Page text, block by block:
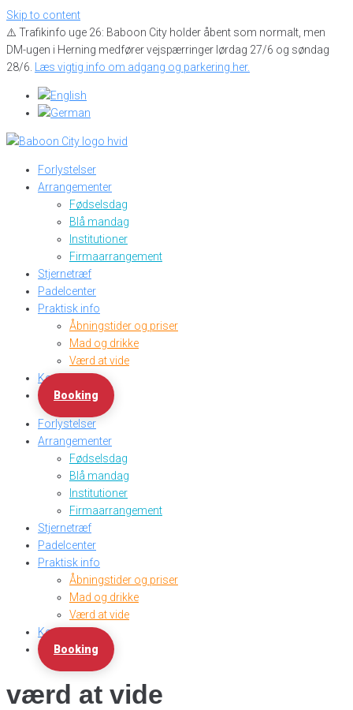
Skip to content
⚠️ Trafikinfo uge 26: Baboon City holder åbent som normalt, men
DM-ugen i Herning medfører vejspærringer lørdag 27/6 og søndag
28/6.
Læs vigtig info om adgang og parkering her.
Forlystelser
Arrangementer
Fødselsdag
Blå mandag
Institutioner
Firmaarrangement
Stjernetræf
Padelcenter
Praktisk info
Åbningstider og priser
Mad og drikke
Værd at vide
Kontakt
Booking
Forlystelser
Arrangementer
Fødselsdag
Blå mandag
Institutioner
Firmaarrangement
Stjernetræf
Padelcenter
Praktisk info
Åbningstider og priser
Mad og drikke
Værd at vide
Kontakt
Booking
værd at vide